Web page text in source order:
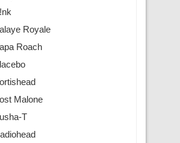
Royale
Roach
Malone
T